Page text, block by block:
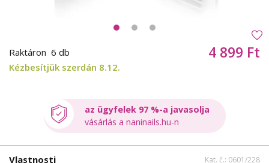
Raktáron 6 db
Kézbesítjük szerdán 8.12.
4 899 Ft
az ügyfelek 97 %-a javasolja
vásárlás a naninails.hu-n
Vlastnosti Kat. č.: 0601/228